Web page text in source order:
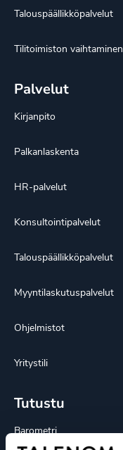
Talouspäällikköpalvelut
Tilitoimiston vaihtaminen
Palvelut
Kirjanpito
Palkanlaskenta
HR-palvelut
Konsultointipalvelut
Talouspäällikköpalvelut
Myyntilaskutuspalvelut
Ohjelmistot
Yritystili
Tutustu
Barometri